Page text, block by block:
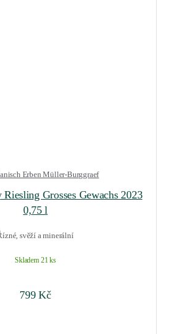
Erben Müller-Burggraef
Grosses Gewachs 2023
0,75 l
svěží a minerální
Skladem 21 ks
799Kč
Grosses Gewachs 2023 0,75 l